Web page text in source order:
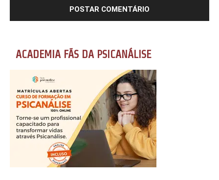
ACADEMIA FÃS DA PSICANÁLISE